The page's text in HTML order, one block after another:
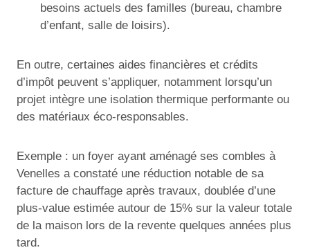
besoins actuels des familles (bureau, chambre
d’enfant, salle de loisirs).
En outre, certaines aides financières et crédits
d’impôt peuvent s’appliquer, notamment lorsqu’un
projet intègre une isolation thermique performante ou
des matériaux éco-responsables.
Exemple : un foyer ayant aménagé ses combles à
Venelles a constaté une réduction notable de sa
facture de chauffage après travaux, doublée d’une
plus-value estimée autour de 15% sur la valeur totale
de la maison lors de la revente quelques années plus
tard.